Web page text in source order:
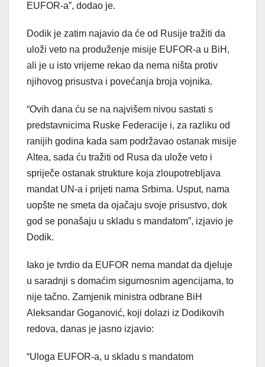
EUFOR-a”, dodao je.
Dodik je zatim najavio da će od Rusije tražiti da
uloži veto na produženje misije EUFOR-a u BiH,
ali je u isto vrijeme rekao da nema ništa protiv
njihovog prisustva i povećanja broja vojnika.
“Ovih dana ću se na najvišem nivou sastati s
predstavnicima Ruske Federacije i, za razliku od
ranijih godina kada sam podržavao ostanak misije
Altea, sada ću tražiti od Rusa da ulože veto i
spriječe ostanak strukture koja zloupotrebljava
mandat UN-a i prijeti nama Srbima. Usput, nama
uopšte ne smeta da ojačaju svoje prisustvo, dok
god se ponašaju u skladu s mandatom”, izjavio je
Dodik.
Iako je tvrdio da EUFOR nema mandat da djeluje
u saradnji s domaćim sigurnosnim agencijama, to
nije tačno. Zamjenik ministra odbrane BiH
Aleksandar Goganović, koji dolazi iz Dodikovih
redova, danas je jasno izjavio:
“Uloga EUFOR-a, u skladu s mandatom